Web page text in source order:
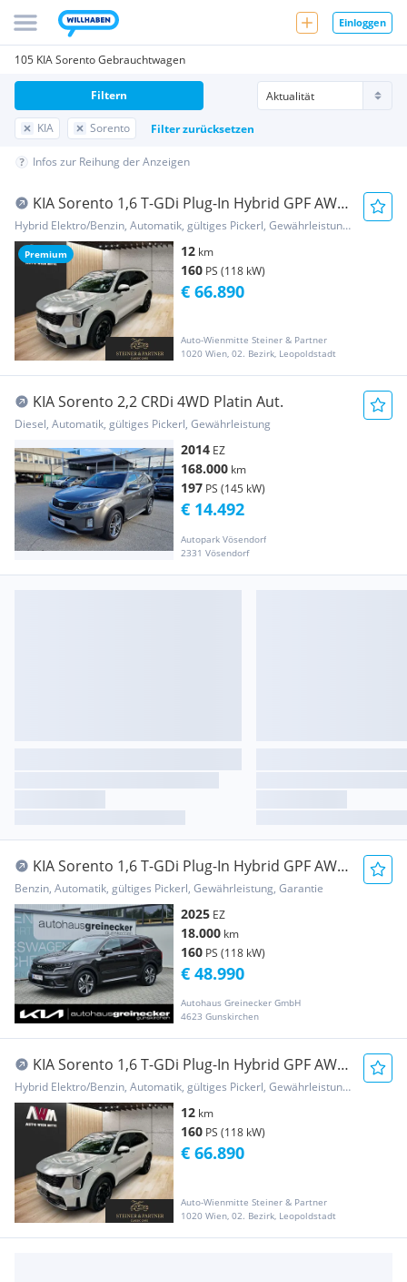
Einloggen
105 KIA Sorento Gebrauchtwagen
KIA Sorento Filter zurücksetzen
Filtern
Infos zur Reihung der Anzeigen
Premium
KIA Sorento 1,6 T-GDi Plug-In Hybrid GPF AWD
Platin...
Hybrid Elektro/Benzin, Automatik, gültiges Pickerl, Gewährleistung, Garantie
12 km
160 PS (118 kW)
Auto-Wienmitte Steiner & Partner
1020 Wien, 02. Bezirk, Leopoldstadt
€ 66.890
KIA Sorento 2,2 CRDi 4WD Platin Aut.
Diesel, Automatik, gültiges Pickerl, Gewährleistung
2014 EZ
168.000 km
197 PS (145 kW)
Autopark Vösendorf
2331 Vösendorf
€ 14.492
KIA Sorento 1,6 T-GDi Plug-In Hybrid GPF AWD
Editio...
Benzin, Automatik, gültiges Pickerl, Gewährleistung, Garantie
2025 EZ
18.000 km
160 PS (118 kW)
Autohaus Greinecker GmbH
4623 Gunskirchen
€ 48.990
KIA Sorento 1,6 T-GDi Plug-In Hybrid GPF AWD
Platin...
Hybrid Elektro/Benzin, Automatik, gültiges Pickerl, Gewährleistung, Garantie
12 km
160 PS (118 kW)
Auto-Wienmitte Steiner & Partner
1020 Wien, 02. Bezirk, Leopoldstadt
€ 66.890